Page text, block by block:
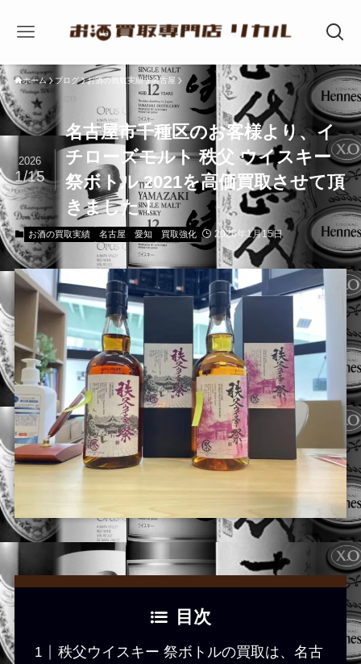
ホーム ブログ お酒の買取実績 名古屋
名古屋市千種区のお客様より、イ
チローズモルト 秩父 ウイスキー
祭ボトル 2021を高価買取させて頂
きました！
2026
1/15
お酒の買取実績 名古屋 愛知 買取強化 2026年1月15日
目次
秩父ウイスキー 祭ボトルの買取は、名古